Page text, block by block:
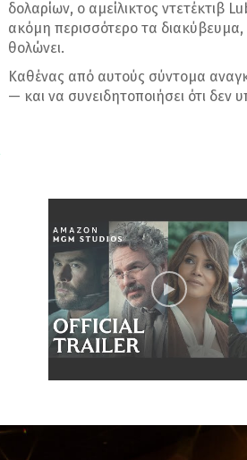
δολαρίων, ο αμείλικτος ντετέκτιβ
ακόμη περισσότερο τα διακύβευμα,
θολώνει.
Καθένας από αυτούς σύντομα
— και να συνειδητοποιήσει ότι δεν